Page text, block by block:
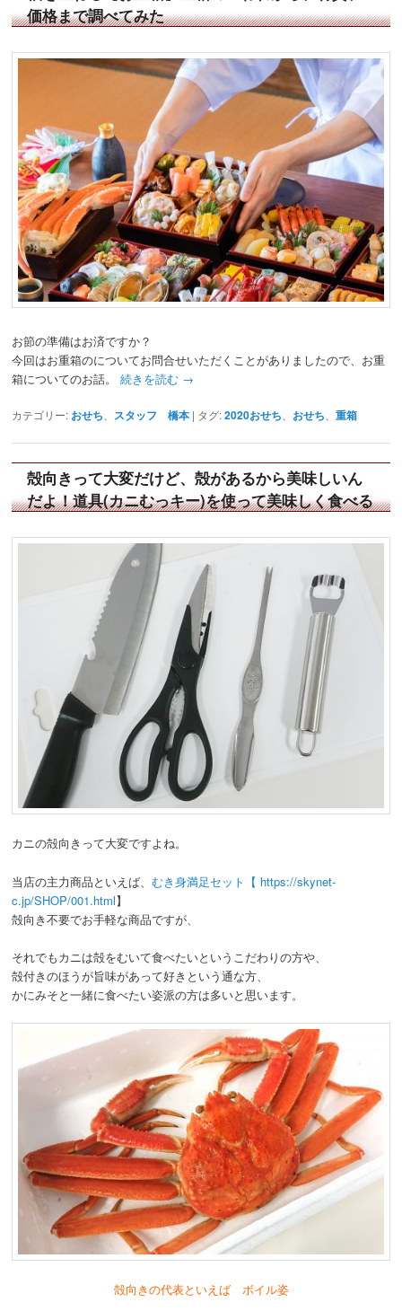
価格まで調べてみた
お節の準備はお済ですか？
今回はお重箱のについてお問合せいただくことがありましたので、お重
箱についてのお話。続きを読む →
カテゴリー: おせち、 スタッフ 橋本 | タグ: 2020おせち、 おせち、重箱
殻向きって大変だけど、殻があるから美味しいん
だよ！道具(カニむっキー)を使って美味しく食べる
カニの殻向きって大変ですよね。
当店の主力商品といえば、むき身満足セット【 https://skynet-
c.jp/SHOP/001.html】
殻向き不要でお手軽な商品ですが、
それでもカニは殻をむいて食べたいというこだわりの方や、
殻付きのほうが旨味があって好きという通な方、
かにみそと一緒に食べたい姿派の方は多いと思います。
殻向きの代表といえば ボイル姿